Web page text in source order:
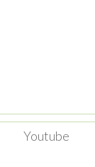
Youtube